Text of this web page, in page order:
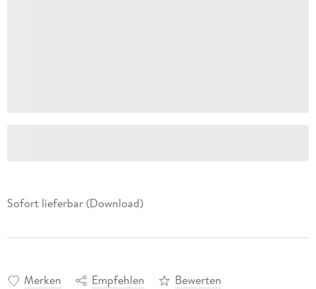
Sofort lieferbar (Download)
Merken Empfehlen Bewerten